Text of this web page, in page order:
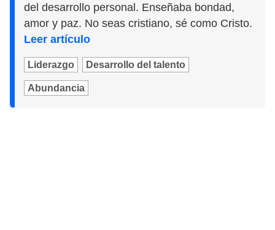
del desarrollo personal. Enseñaba bondad,
amor y paz. No seas cristiano, sé como Cristo.
Leer artículo
Liderazgo Desarrollo del talento
Abundancia